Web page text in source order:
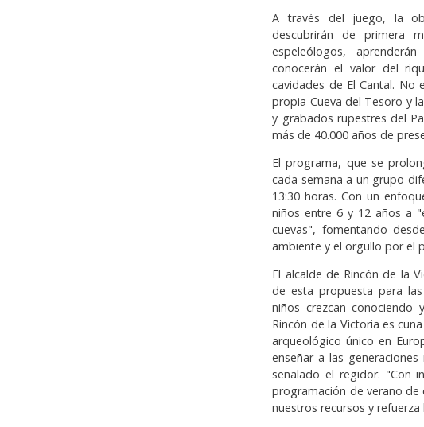
A través del juego, la
descubrirán de primera
espeleólogos,
conocerán el valor del
cavidades de El Cantal. No
propia Cueva del Tesoro y
y grabados rupestres del
más de 40.000 años de
El programa, que se
cada semana a un grupo
13:30 horas. Con un
niños entre 6 y 12 años a
cuevas", fomentando
ambiente y el orgullo por el
El alcalde de Rincón de la
de esta propuesta para
niños crezcan
Rincón de la Victoria es
arqueológico único en
enseñar a las
señalado el regidor. "Con
programación de verano
nuestros recursos y